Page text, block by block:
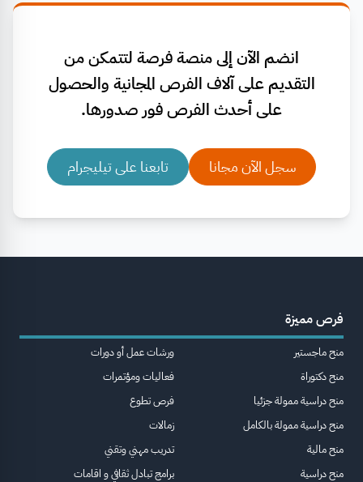
انضم الآن إلى منصة فرصة لتتمكن من
التقديم على آلاف الفرص المجانية والحصول
على أحدث الفرص فور صدورها.
سجل الآن مجانا تابعنا على تيليجرام
فرص مميزة
منح ماجستير
منح دكتوراة
منح دراسية ممولة جزئيا
منح دراسية ممولة بالكامل
منح مالية
منح دراسية
ورشات عمل أو دورات
فعاليات ومؤتمرات
فرص تطوع
زمالات
تدريب مهني وتقني
برامج تبادل ثقافي و اقامات